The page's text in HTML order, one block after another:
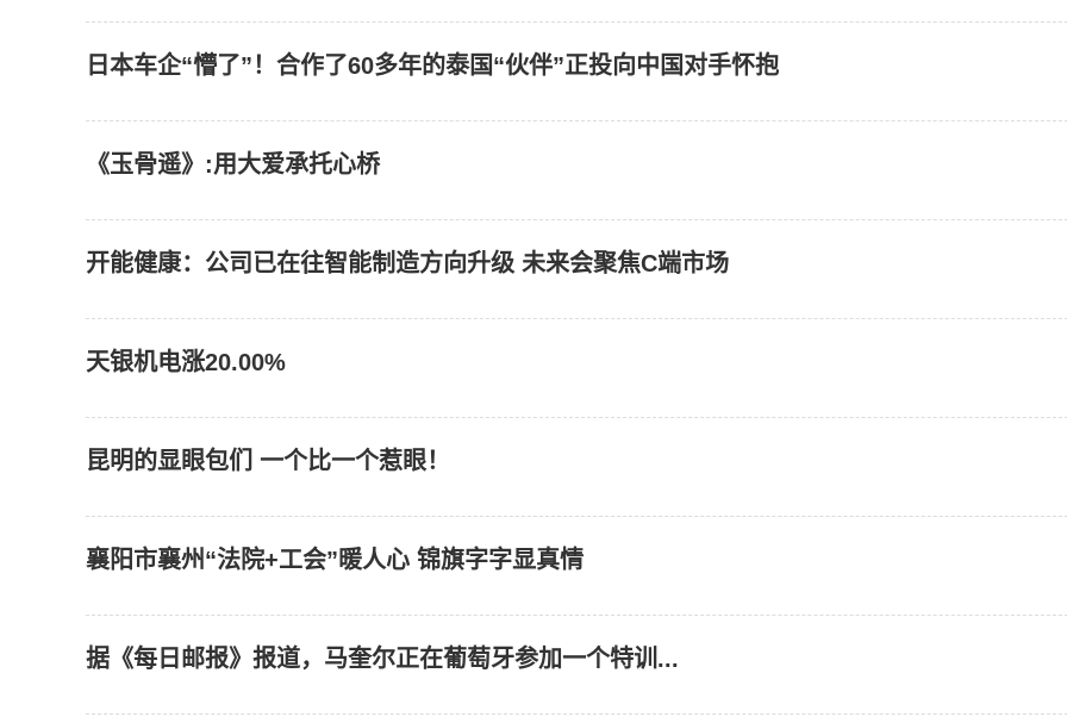
日本车企“懵了”！合作了60多年的泰国“伙伴”正投向中国对手怀抱
《玉骨遥》:用大爱承托心桥
开能健康：公司已在往智能制造方向升级 未来会聚焦C端市场
天银机电涨20.00%
昆明的显眼包们 一个比一个惹眼！
襄阳市襄州“法院+工会”暖人心 锦旗字字显真情
据《每日邮报》报道，马奎尔正在葡萄牙参加一个特训...